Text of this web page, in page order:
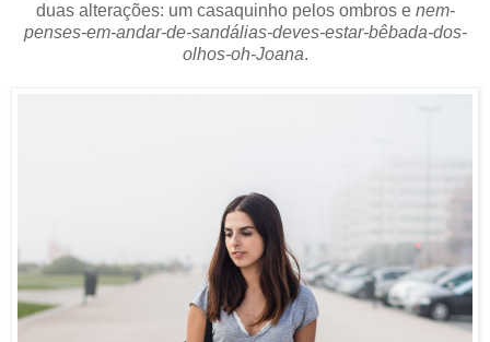
duas alterações: um casaquinho pelos ombros e nem-
penses-em-andar-de-sandálias-deves-estar-bêbada-dos-
olhos-oh-Joana.